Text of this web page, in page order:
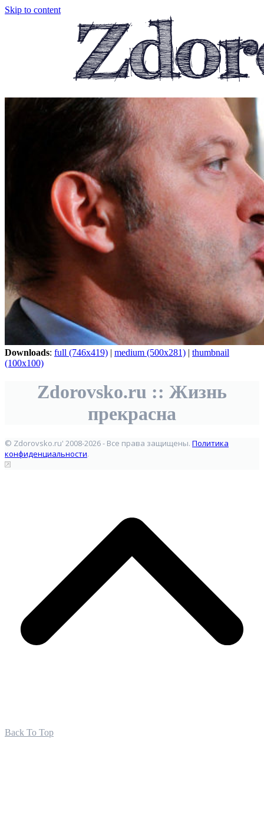
Skip to content
Downloads: full (746x419) | medium (500x281) | thumbnail
(100x100)
Zdorovsko.ru :: Жизнь
прекрасна
© Zdorovsko.ru' 2008-2026 - Все права защищены. Политика
конфиденциальности.
Back To Top